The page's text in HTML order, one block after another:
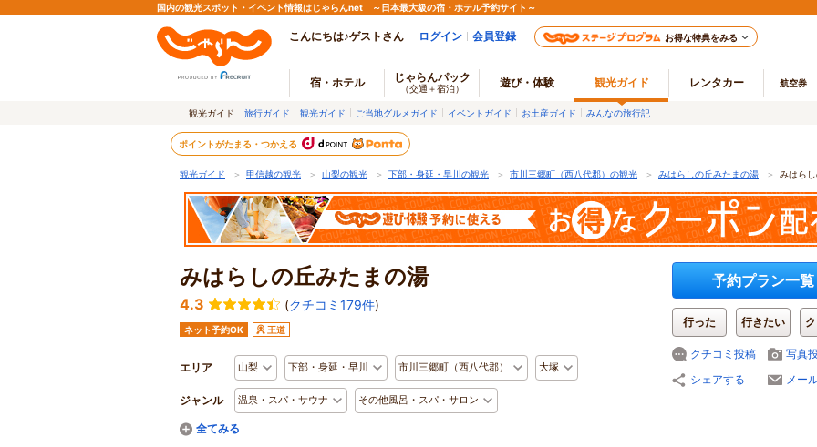
国内の観光スポット・イベント情報はじゃらんnet ～日本最大級の宿・ホテル予約サイト～
こんにちは♪ゲストさん ログイン 会員登録 お得な特典をみる
宿・ホテル じゃらんパック
（交通＋宿泊） 遊び・体験 観光ガイド レンタカー 航空券
観光ガイド 旅行ガイド 観光ガイド ご当地グルメガイド イベントガイド お土産ガイド みんなの旅行記
ポイントがたまる・つかえる
観光ガイド ＞ 甲信越の観光 ＞ 山梨の観光 ＞ 下部・身延・早川の観光 ＞ 市川三郷町（西八代郡）の観光 ＞ みはらしの丘みたまの湯 ＞ みはら
みはらしの丘みたまの湯
4.3 (クチコミ179件)
ネット予約OK 王道
エリア 山梨 下部・身延・早川 市川三郷町（西八代郡） 大塚
ジャンル 温泉・スパ・サウナ その他風呂・スパ・サロン
予約プラン一覧
行った 行きたい
クチコミ投稿
写真
シェアする
メー